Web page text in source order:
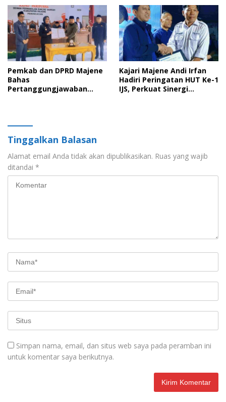
Keluarga
Pemkab dan DPRD Majene
Bahas
Pertanggungjawaban
Kajari Majene Andi Irfan
Hadiri Peringatan HUT Ke-1
IJS, Perkuat Sinergi
Tinggalkan Balasan
Alamat email Anda tidak akan dipublikasikan. Ruas yang wajib
ditandai *
Simpan nama, email, dan situs web saya pada peramban ini
untuk komentar saya berikutnya.